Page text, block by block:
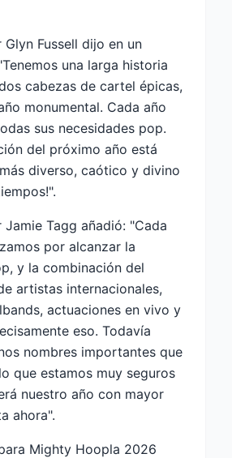
Fussell dijo en un
una larga historia
cabezas de cartel épicas,
monumental. Cada año
sus necesidades pop.
del próximo año está
diverso, caótico y divino
Tagg añadió: "Cada
por alcanzar la
y la combinación del
artistas internacionales,
actuaciones en vivo y
eso. Todavía
nombres importantes que
que estamos muy seguros
nuestro año con mayor
ahora".
Mighty Hoopla 2026